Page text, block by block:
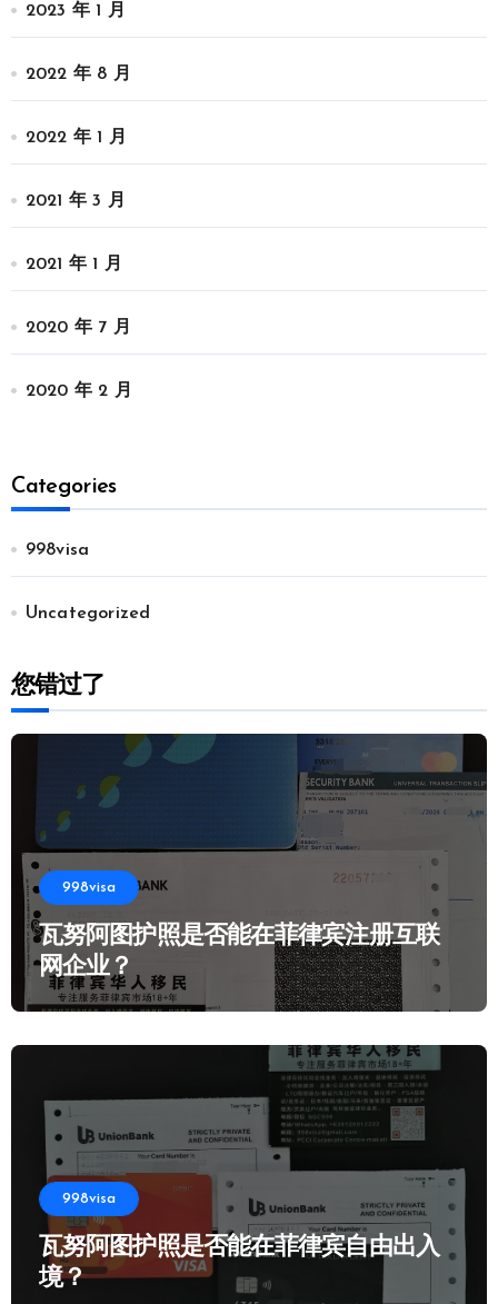
2023 年 1 月
2022 年 8 月
2022 年 1 月
2021 年 3 月
2021 年 1 月
2020 年 7 月
2020 年 2 月
Categories
998visa
Uncategorized
您错过了
998visa
瓦努阿图护照是否能在菲律宾注册互联
网企业？
998visa
瓦努阿图护照是否能在菲律宾自由出入
境？